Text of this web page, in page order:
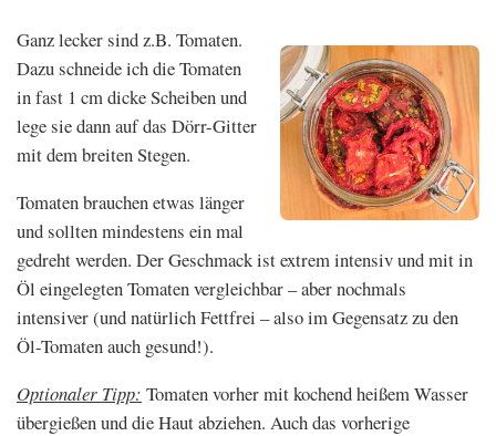
Ganz lecker sind z.B. Tomaten.
Dazu schneide ich die Tomaten
in fast 1 cm dicke Scheiben und
lege sie dann auf das Dörr-Gitter
mit dem breiten Stegen.
Tomaten brauchen etwas länger
und sollten mindestens ein mal
gedreht werden. Der Geschmack ist extrem intensiv und mit in
Öl eingelegten Tomaten vergleichbar – aber nochmals
intensiver (und natürlich Fettfrei – also im Gegensatz zu den
Öl-Tomaten auch gesund!).
Optionaler Tipp: Tomaten vorher mit kochend heißem Wasser
übergießen und die Haut abziehen. Auch das vorherige